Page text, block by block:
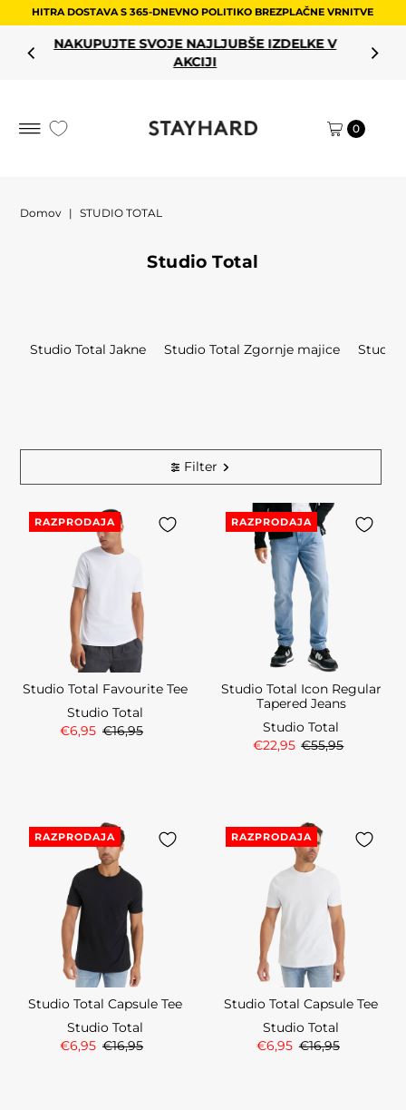
HITRA DOSTAVA S 365-DNEVNO POLITIKO BREZPLAČNE VRNITVE
NAKUPUJTE SVOJE NAJLJUBŠE IZDELKE V
AKCIJI
0
Domov | STUDIO TOTAL
Studio Total
Studio Total Jakne Studio Total Zgornje majice Studio
Filter
RAZPRODAJA
Studio Total Favourite Tee
Studio Total
€6,95 €16,95
RAZPRODAJA
Studio Total Icon Regular
Tapered Jeans
Studio Total
€22,95 €55,95
RAZPRODAJA
Studio Total Capsule Tee
Studio Total
€6,95 €16,95
RAZPRODAJA
Studio Total Capsule Tee
Studio Total
€6,95 €16,95